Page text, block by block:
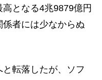
となる4兆9879億円
者には少なからぬ
転落したが、ソフ